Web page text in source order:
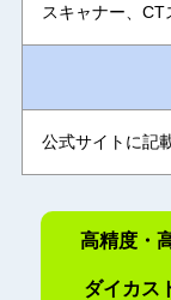
スキャナー、
公式サイトに記
高精度・
ダイカス